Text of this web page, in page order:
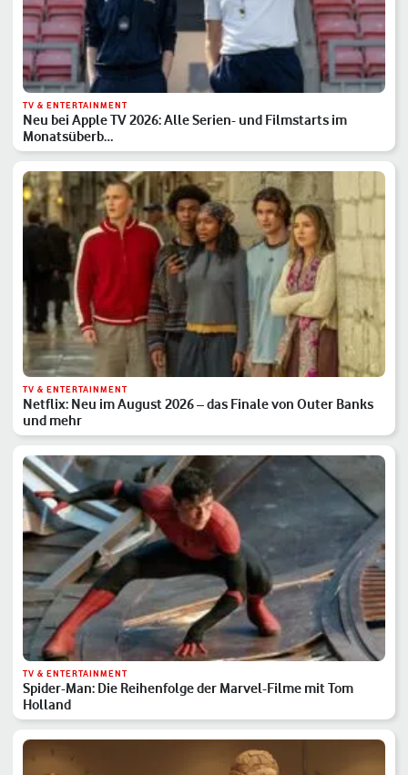
TV & ENTERTAINMENT
Neu bei Apple TV 2026: Alle Serien- und Filmstarts im
Monatsüberb…
TV & ENTERTAINMENT
Netflix: Neu im August 2026 – das Finale von Outer Banks
und mehr
TV & ENTERTAINMENT
Spider-Man: Die Reihenfolge der Marvel-Filme mit Tom
Holland